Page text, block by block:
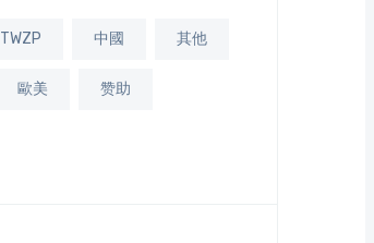
TWZP 中國 其他
歐美 赞助